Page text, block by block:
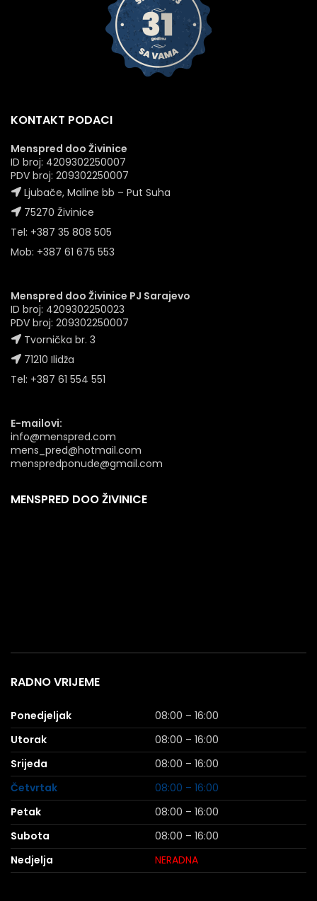
KONTAKT PODACI
Menspred doo Živinice
ID broj: 4209302250007
PDV broj: 209302250007
Ljubače, Maline bb – Put Suha
75270 Živinice
Tel: +387 35 808 505
Mob: +387 61 675 553
Menspred doo Živinice PJ Sarajevo
ID broj: 4209302250023
PDV broj: 209302250007
Tvornička br. 3
71210 Ilidža
Tel: +387 61 554 551
E-mailovi:
info@menspred.com
mens_pred@hotmail.com
menspredponude@gmail.com
MENSPRED DOO ŽIVINICE
RADNO VRIJEME
Ponedjeljak
08:00 – 16:00
Utorak
08:00 – 16:00
Srijeda
08:00 – 16:00
Četvrtak
08:00 – 16:00
Petak
08:00 – 16:00
Subota
08:00 – 16:00
Nedjelja
NERADNA